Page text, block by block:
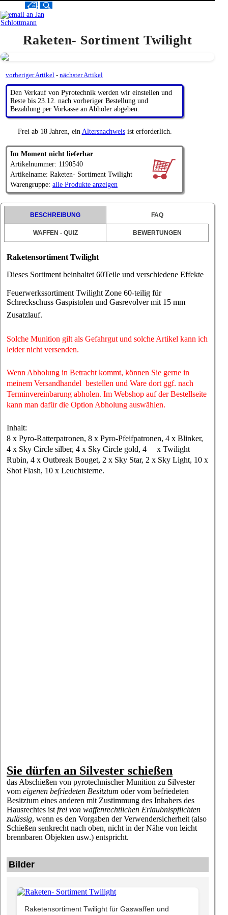
Raketen- Sortiment Twilight
vorheriger Artikel - nächster Artikel
Den Verkauf von Pyrotechnik werden wir einstellen und
Reste bis 23.12. nach vorheriger Bestellung und
Bezahlung per Vorkasse an Abholer abgeben.
Frei ab 18 Jahren, ein Altersnachweisist erforderlich.
Im Moment nicht lieferbar
Artikelnummer: 1190540
Artikelname: Raketen- Sortiment Twilight
Warengruppe: alle Produkte anzeigen
BESCHREIBUNG FAQ
WAFFEN - QUIZ BEWERTUNGEN
Raketensortiment Twilight
Dieses Sortiment beinhaltet 60Teile und verschiedene Effekte
Feuerwerkssortiment Twilight Zone 60-teilig für
Schreckschuss Gaspistolen und Gasrevolver mit 15 mm
Zusatzlauf.
Solche Munition gilt als Gefahrgut und solche Artikel kann ich
leider nicht versenden.
Wenn Abholung in Betracht kommt, können Sie gerne in
meinem Versandhandel bestellen und Ware dort ggf. nach
Terminvereinbarung abholen. Im Webshop auf der Bestellseite
kann man dafür die Option Abholung auswählen.
Inhalt:
8 x Pyro-Ratterpatronen, 8 x Pyro-Pfeifpatronen, 4 x Blinker,
4 x Sky Circle silber, 4 x Sky Circle gold, 4 x Twilight
Rubin, 4 x Outbreak Bouget, 2 x Sky Star, 2 x Sky Light, 10 x
Shot Flash, 10 x Leuchtsterne.
Sie dürfen an Silvester schießen
das Abschießen von pyrotechnischer Munition zu Silvester
vom eigenen befriedeten Besitztum oder vom befriedeten
Besitztum eines anderen mit Zustimmung des Inhabers des
Hausrechtes ist frei von waffenrechtlichen Erlaubnispflichten
zulässig, wenn es den Vorgaben der Verwendersicherheit (also
Schießen senkrecht nach oben, nicht in der Nähe von leicht
brennbaren Objekten usw.) entspricht.
Bilder
Raketensortiment Twilight für Gaswaffen und